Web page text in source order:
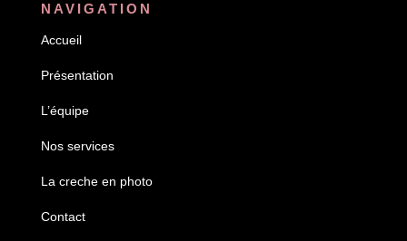
NAVIGATION
Accueil
Présentation
L’équipe
Nos services
La creche en photo
Contact